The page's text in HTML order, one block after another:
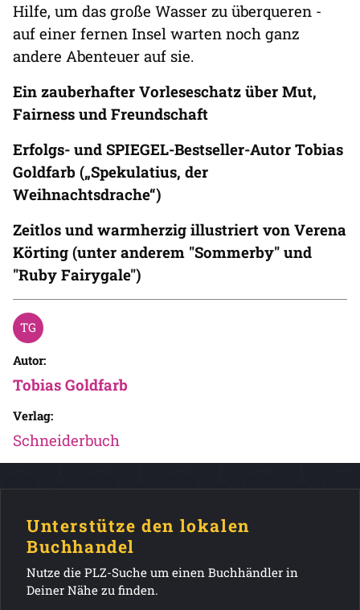
Hilfe, um das große Wasser zu überqueren -
auf einer fernen Insel warten noch ganz
andere Abenteuer auf sie.
Ein zauberhafter Vorleseschatz über Mut,
Fairness und Freundschaft
Erfolgs- und SPIEGEL-Bestseller-Autor Tobias
Goldfarb („Spekulatius, der
Weihnachtsdrache“)
Zeitlos und warmherzig illustriert von Verena
Körting (unter anderem "Sommerby" und
"Ruby Fairygale")
Autor:
Tobias Goldfarb
Verlag:
Schneiderbuch
Unterstütze den lokalen
Buchhandel
Nutze die PLZ-Suche um einen Buchhändler in
Deiner Nähe zu finden.